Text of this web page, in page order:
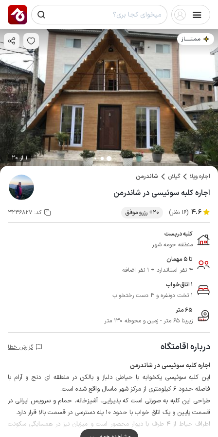
مـمـتــــــاز
1 از 20
اجاره ویلا گیلان شاندرمن
اجاره کلبه سوئیسی در شاندرمن
4.6 (16 نظر) 20+ رزرو موفق کد: 3236827
کلبه دربست
منطقه حومه شهر
تا 5 مهمان
4 نفر استاندارد + 1 نفر اضافه
1 اتاق‌خواب
1 تخت دونفره و 3 دست رختخواب
65 متر
زیربنا 65 متر - زمین و محوطه 130 متر
درباره اقامتگاه گزارش خطا
اجاره کلبه سوئیسی در شاندرمن
این کلبه سوئیسی یکخوابه با حیاطی دلباز و بالکن در منطقه ای دنج و آرام با
فاصله حدود 6 کیلومتری از مرکز شهر ماسال واقع شده است.
طراحی این کلبه به صورتی است که پذیرایی، آشپزخانه، حمام و سرویس ایرانی در
قسمت پایین و یک اتاق خواب با حدود 10 پله دسترسی در قسمت بالا قرار دارد.
اطراف حیاط از 4 طرف با دیوار محصور است و میزبان نیز در همسایگی سکونت